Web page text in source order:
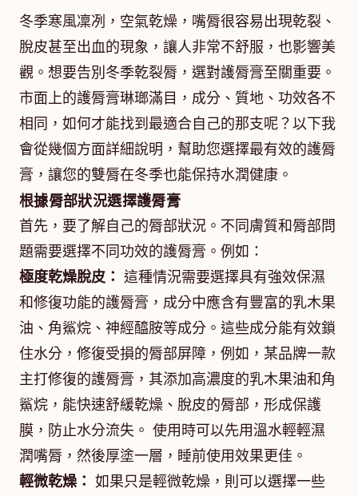
冬季寒風凜冽，空氣乾燥，嘴脣很容易出現乾裂、
脫皮甚至出血的現象，讓人非常不舒服，也影響美
觀。想要告別冬季乾裂脣，選對護脣膏至關重要。
市面上的護脣膏琳瑯滿目，成分、質地、功效各不
相同，如何才能找到最適合自己的那支呢？以下我
會從幾個方面詳細說明，幫助您選擇最有效的護脣
膏，讓您的雙脣在冬季也能保持水潤健康。
根據脣部狀況選擇護脣膏
首先，要了解自己的脣部狀況。不同膚質和脣部問
題需要選擇不同功效的護脣膏。例如：
極度乾燥脫皮： 這種情況需要選擇具有強效保濕
和修復功能的護脣膏，成分中應含有豐富的乳木果
油、角鯊烷、神經醯胺等成分。這些成分能有效鎖
住水分，修復受損的脣部屏障，例如，某品牌一款
主打修復的護脣膏，其添加高濃度的乳木果油和角
鯊烷，能快速舒緩乾燥、脫皮的脣部，形成保護
膜，防止水分流失。 使用時可以先用溫水輕輕濕
潤嘴脣，然後厚塗一層，睡前使用效果更佳。
輕微乾燥： 如果只是輕微乾燥，則可以選擇一些